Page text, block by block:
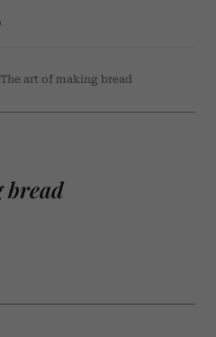
The art of making bread
bread